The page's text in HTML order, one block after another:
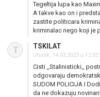
Tegeltija lupa kao
A takve kao on i
zastite politicara
kriminalac nego koji je
T TSKILAT
Utorak, 14.03.2023 u 12:03
Cisti ,,Stalinisticki,,
odgovaraju
SUDOM POLICIJA I
da ne dokazuju